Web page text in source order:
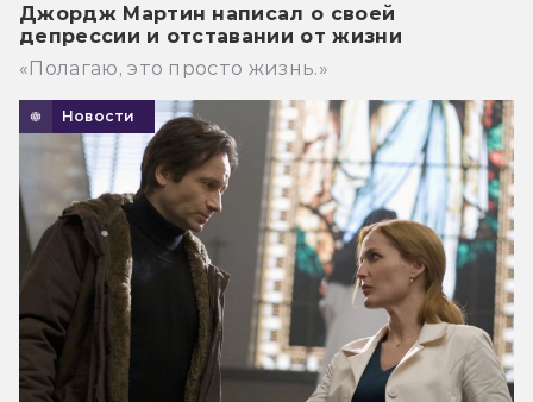
Джордж Мартин написал о своей
депрессии и отставании от жизни
«Полагаю, это просто жизнь.»
Новости